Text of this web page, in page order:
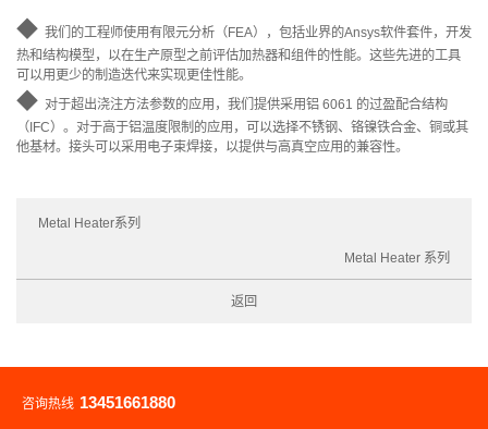
◆ 我们的工程师使用有限元分析（FEA），包括业界的Ansys软件套件，开发
热和结构模型，以在生产原型之前评估加热器和组件的性能。这些先进的工具
可以用更少的制造迭代来实现更佳性能。
◆ 对于超出浇注方法参数的应用，我们提供采用铝 6061 的过盈配合结构
（IFC）。对于高于铝温度限制的应用，可以选择不锈钢、铬镍铁合金、铜或其
他基材。接头可以采用电子束焊接，以提供与高真空应用的兼容性。
Metal Heater系列
Metal Heater 系列
返回
咨询热线 13451661880